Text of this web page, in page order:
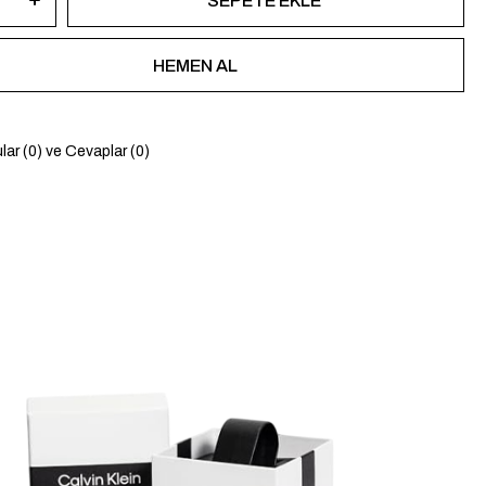
(0) ve Cevaplar (0)